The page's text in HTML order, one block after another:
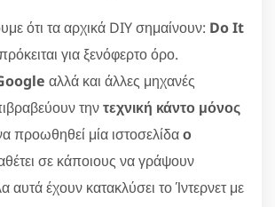
ότι τα αρχικά DIY σημαίνουν: Do It
για ξενόφερτο όρο.
αλλά και άλλες μηχανές
τηντεχνική κάντο μόνος
προωθηθεί μία ιστοσελίδαο
σε κάποιους να γράψουν
αυτά έχουν κατακλύσει το Ίντερνετ με